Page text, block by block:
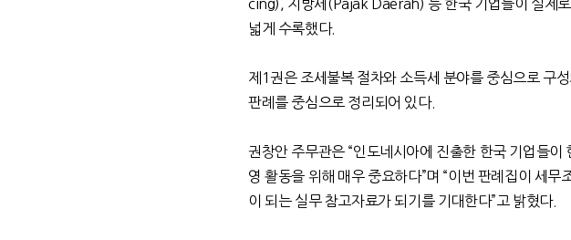
cing), 지방세 (Pajak Daerah) 등 한국 기업들이 실제
넓게 수록했다.
제 1 권은 조세불복 절차와 소득세 분야를 중심으로 구
판례를 중심으로 정리되어 있다.
권창안 주무관은“인도네시아에 진출한 한국 기업들이
영 활동을 위해 매우 중요하다”며 “이번 판례집이 세무
이 되는 실무 참고자료가 되기를 기대한다” 고 밝혔다.